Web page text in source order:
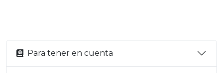
Para tener en cuenta